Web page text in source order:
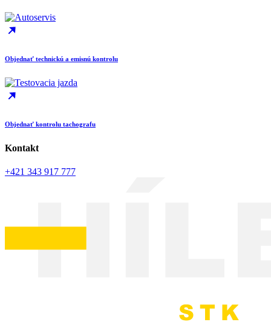
Objednať technickú a emisnú kontrolu
Objednať kontrolu tachografu
Kontakt
+421 343 917 777